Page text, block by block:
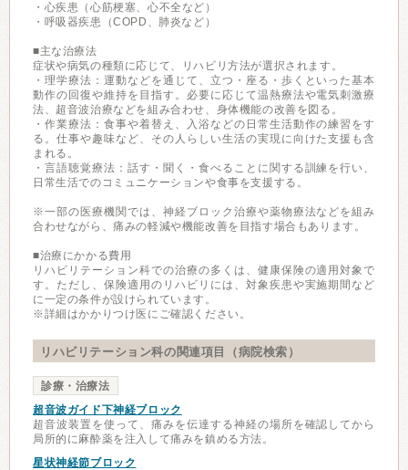
・心疾患（心筋梗塞、心不全など）
・呼吸器疾患（COPD、肺炎など）
■主な治療法
症状や病気の種類に応じて、リハビリ方法が選択されます。
・理学療法：運動などを通じて、立つ・座る・歩くといった基本
動作の回復や維持を目指す。必要に応じて温熱療法や電気刺激療
法、超音波治療などを組み合わせ、身体機能の改善を図る。
・作業療法：食事や着替え、入浴などの日常生活動作の練習をす
る。仕事や趣味など、その人らしい生活の実現に向けた支援も含
まれる。
・言語聴覚療法：話す・聞く・食べることに関する訓練を行い、
日常生活でのコミュニケーションや食事を支援する。
※一部の医療機関では、神経ブロック治療や薬物療法などを組み
合わせながら、痛みの軽減や機能改善を目指す場合もあります。
■治療にかかる費用
リハビリテーション科での治療の多くは、健康保険の適用対象で
す。ただし、保険適用のリハビリには、対象疾患や実施期間など
に一定の条件が設けられています。
※詳細はかかりつけ医にご確認ください。
リハビリテーション科の関連項目（病院検索）
診療・治療法
超音波ガイド下神経ブロック
超音波装置を使って、痛みを伝達する神経の場所を確認してから
局所的に麻酔薬を注入して痛みを鎮める方法。
星状神経節ブロック